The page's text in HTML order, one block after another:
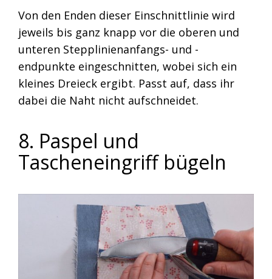
Von den Enden dieser Einschnittlinie wird
jeweils bis ganz knapp vor die oberen und
unteren Stepplinienanfangs- und -
endpunkte eingeschnitten, wobei sich ein
kleines Dreieck ergibt. Passt auf, dass ihr
dabei die Naht nicht aufschneidet.
8. Paspel und
Tascheneingriff bügeln